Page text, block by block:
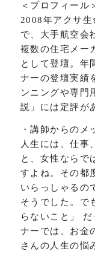
＜プロフィール
2008年アクサ生
で、大手航空会
複数の住宅メー
として登壇。年
ナーの登壇実績
ンニングや専門
説」には定評が
・講師からのメ
人生には、仕事
と、女性ならで
すよね。その都
いらっしゃるの
そうでした。で
らないこと」
ナーでは、お金
さんの人生の悩